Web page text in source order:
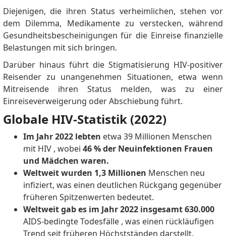
Diejenigen, die ihren Status verheimlichen, stehen vor
dem Dilemma, Medikamente zu verstecken, während
Gesundheitsbescheinigungen für die Einreise finanzielle
Belastungen mit sich bringen.
Darüber hinaus führt die Stigmatisierung HIV-positiver
Reisender zu unangenehmen Situationen, etwa wenn
Mitreisende ihren Status melden, was zu einer
Einreiseverweigerung oder Abschiebung führt.
Globale HIV-Statistik (2022)
Im Jahr 2022 lebten etwa 39 Millionen Menschen
mit HIV , wobei 46 % der Neuinfektionen Frauen
und Mädchen waren.
Weltweit wurden 1,3 Millionen Menschen neu
infiziert, was einen deutlichen Rückgang gegenüber
früheren Spitzenwerten bedeutet.
Weltweit gab es im Jahr 2022 insgesamt 630.000
AIDS-bedingte Todesfälle , was einen rückläufigen
Trend seit früheren Höchstständen darstellt.